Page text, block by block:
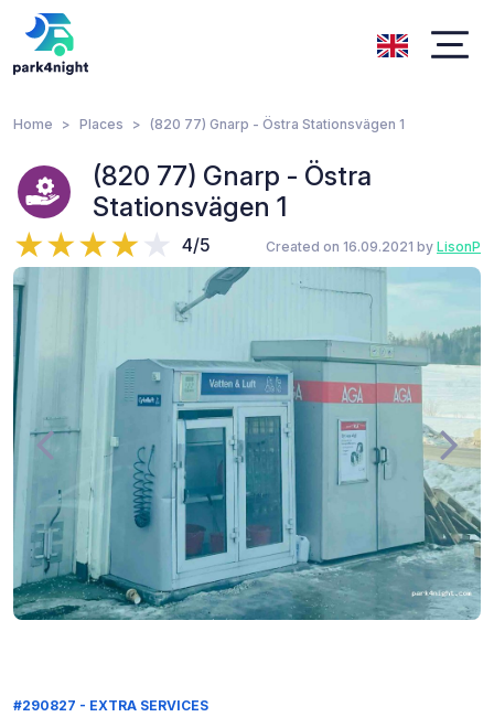
Home Places (820 77) Gnarp - Östra Stationsvägen 1
(820 77) Gnarp - Östra
Stationsvägen 1
4/5 Created on 16.09.2021 by LisonP
#290827 - EXTRA SERVICES